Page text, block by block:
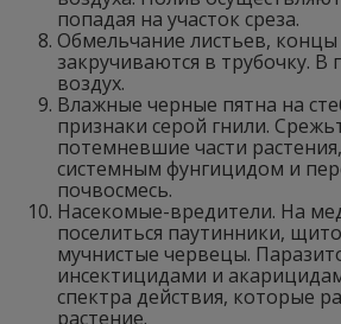
попадая на участок среза.
Обмельчание листьев, концы
закручиваются в трубочку.
воздух.
Влажные черные пятна на
признаки серой гнили.
потемневшие части
системным фунгицидом и
почвосмесь.
Насекомые-вредители. На
поселиться паутинники,
мучнистые червецы.
инсектицидами и
спектра действия, которые
растение.